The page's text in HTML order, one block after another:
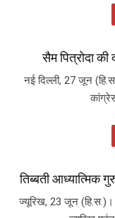
सैम पित्रोदा की
नई दिल्ली, 27 जून
तिब्बती आध्यात्मिक
ज्यूरिख, 23 जून (हि.स.)।